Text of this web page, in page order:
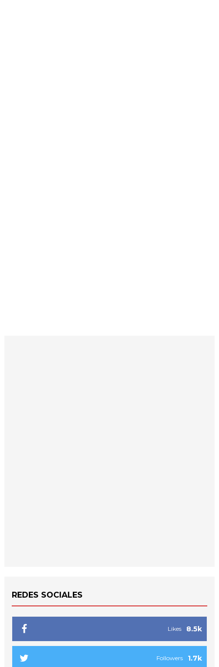
REDES SOCIALES
8.5k
Likes
1.7k
Followers